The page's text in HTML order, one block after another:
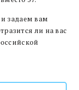
задаем вам
ли на вас